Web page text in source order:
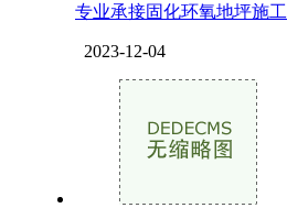
专业承接固化环氧地坪施工
2023-12-04